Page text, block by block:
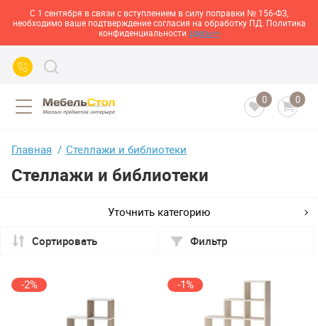
С 1 сентября в связи с вступлением в силу поправки № 156-ФЗ,
необходимо ваше подтверждение согласия на обработку ПД. Политика
конфиденциальности здесь>>
0 0
Главная Стеллажи и библиотеки
Стеллажи и библиотеки
Уточнить категорию
Сортировать Фильтр
-2% -1%